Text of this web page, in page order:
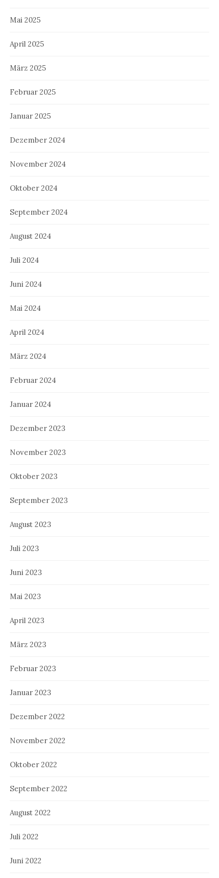
Mai 2025
April 2025
März 2025
Februar 2025
Januar 2025
Dezember 2024
November 2024
Oktober 2024
September 2024
August 2024
Juli 2024
Juni 2024
Mai 2024
April 2024
März 2024
Februar 2024
Januar 2024
Dezember 2023
November 2023
Oktober 2023
September 2023
August 2023
Juli 2023
Juni 2023
Mai 2023
April 2023
März 2023
Februar 2023
Januar 2023
Dezember 2022
November 2022
Oktober 2022
September 2022
August 2022
Juli 2022
Juni 2022